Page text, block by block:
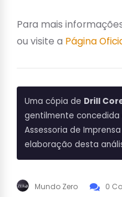
Para mais
ou visite a Página
Uma cópia de Drill
gentilmente concedida
Assessoria de
elaboração desta
Mundo Zero 0